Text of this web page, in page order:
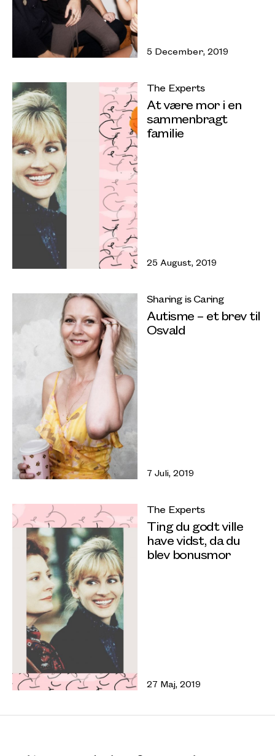
5 December, 2019
The Experts
At være mor i en
sammenbragt
familie
25 August, 2019
Sharing is Caring
Autisme – et brev til
Osvald
7 Juli, 2019
The Experts
Ting du godt ville
have vidst, da du
blev bonusmor
27 Maj, 2019